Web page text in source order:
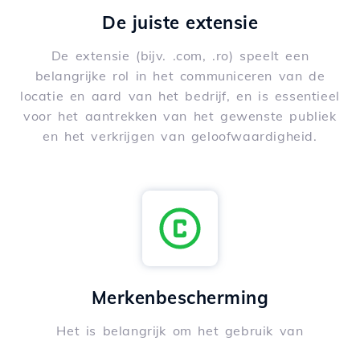
De juiste extensie
De extensie (bijv. .com, .ro) speelt een
belangrijke rol in het communiceren van de
locatie en aard van het bedrijf, en is essentieel
voor het aantrekken van het gewenste publiek
en het verkrijgen van geloofwaardigheid.
Merkenbescherming
Het is belangrijk om het gebruik van